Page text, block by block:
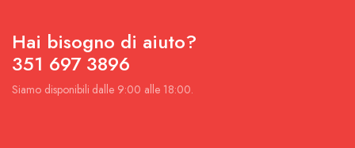
Hai bisogno di aiuto?
351 697 3896
Siamo disponibili dalle 9:00 alle 18:00.